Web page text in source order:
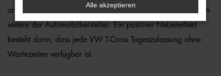
anderenorts etabliert und unterläuft die preislichen Vorgaben
seitens der Automobilhersteller. Ein positiver Nebeneffekt
besteht darin, dass jede VW T-Cross Tageszulassung ohne
Wartezeiten verfügbar ist.
Alle akzeptieren